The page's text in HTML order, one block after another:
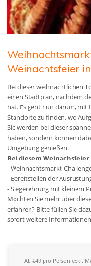
Weinachtsfeier
Bei dieser weihnachtlichen
einen Stadtplan, nachdem
hat. Es geht nun darum, mit
Standorte zu finden, wo
Sie werden bei dieser
haben, sondern können
Umgebung genießen.
Bei diesem
- Weihnachtsmarkt-
- Bereitstellen der
- Siegerehrung mit kleinem
Möchten Sie mehr über
erfahren? Bitte füllen Sie
sofort weitere
Ab €49 pro Person exkl.